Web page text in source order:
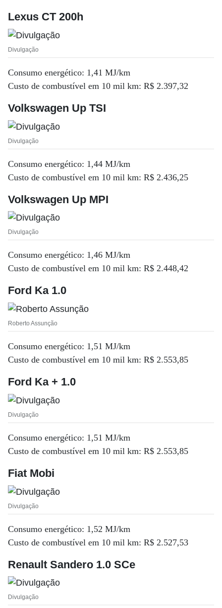
Lexus CT 200h
Divulgação
Consumo energético: 1,41 MJ/km
Custo de combustível em 10 mil km: R$ 2.397,32
Volkswagen Up TSI
Divulgação
Consumo energético: 1,44 MJ/km
Custo de combustível em 10 mil km: R$ 2.436,25
Volkswagen Up MPI
Divulgação
Consumo energético: 1,46 MJ/km
Custo de combustível em 10 mil km: R$ 2.448,42
Ford Ka 1.0
Roberto Assunção
Consumo energético: 1,51 MJ/km
Custo de combustível em 10 mil km: R$ 2.553,85
Ford Ka + 1.0
Divulgação
Consumo energético: 1,51 MJ/km
Custo de combustível em 10 mil km: R$ 2.553,85
Fiat Mobi
Divulgação
Consumo energético: 1,52 MJ/km
Custo de combustível em 10 mil km: R$ 2.527,53
Renault Sandero 1.0 SCe
Divulgação